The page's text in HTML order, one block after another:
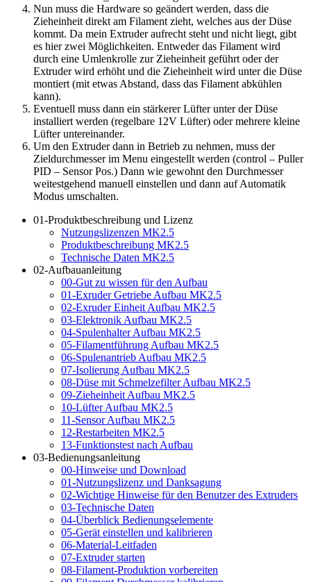
Nun muss die Hardware so geändert werden, dass die
Zieheinheit direkt am Filament zieht, welches aus der Düse
kommt. Da mein Extruder aufrecht steht und nicht liegt, gibt
es hier zwei Möglichkeiten. Entweder das Filament wird
durch eine Umlenkrolle zur Zieheinheit geführt oder der
Extruder wird erhöht und die Zieheinheit wird unter die Düse
montiert (mit etwas Abstand, dass das Filament abkühlen
kann).
Eventuell muss dann ein stärkerer Lüfter unter der Düse
installiert werden (regelbare 12V Lüfter) oder mehrere kleine
Lüfter untereinander.
Um den Extruder dann in Betrieb zu nehmen, muss der
Zieldurchmesser im Menu eingestellt werden (control – Puller
PID – Sensor Pos.) Dann wie gewohnt den Durchmesser
weitestgehend manuell einstellen und dann auf Automatik
Modus umschalten.
01-Produktbeschreibung und Lizenz
Nutzungslizenzen MK2.5
Produktbeschreibung MK2.5
Technische Daten MK2.5
02-Aufbauanleitung
00-Gut zu wissen für den Aufbau
01-Exruder Getriebe Aufbau MK2.5
02-Exruder Einheit Aufbau MK2.5
03-Elektronik Aufbau MK2.5
04-Spulenhalter Aufbau MK2.5
05-Filamentführung Aufbau MK2.5
06-Spulenantrieb Aufbau MK2.5
07-Isolierung Aufbau MK2.5
08-Düse mit Schmelzefilter Aufbau MK2.5
09-Zieheinheit Aufbau MK2.5
10-Lüfter Aufbau MK2.5
11-Sensor Aufbau MK2.5
12-Restarbeiten MK2.5
13-Funktionstest nach Aufbau
03-Bedienungsanleitung
00-Hinweise und Download
01-Nutzungslizenz und Danksagung
02-Wichtige Hinweise für den Benutzer des Extruders
03-Technische Daten
04-Überblick Bedienungselemente
05-Gerät einstellen und kalibrieren
06-Material-Leitfaden
07-Extruder starten
08-Filament-Produktion vorbereiten